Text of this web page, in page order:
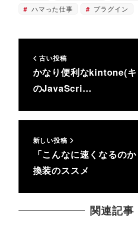
ハマった仕事
プラグイン
古い投稿
かなり便利なkintone(
のJavaScri…
新しい投稿
「こんなに速くなるの
換装のススメ
関連記事